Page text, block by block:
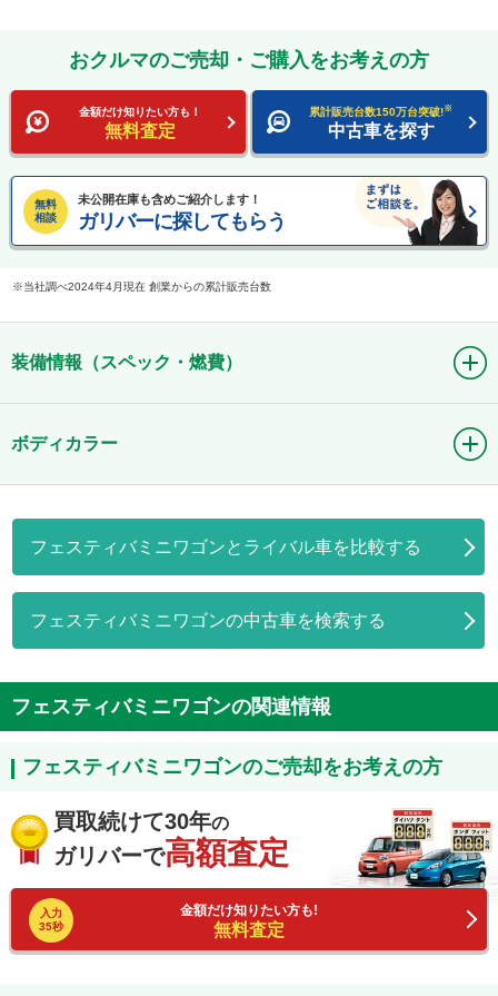
おクルマのご売却・ご購入をお考えの方
金額だけ知りたい方も！
無料査定
累計販売台数150万台突破!※
中古車を探す
無料
相談
未公開在庫も含めご紹介します！
ガリバーに探してもらう
当社調べ2024年4月現在 創業からの累計販売台数
装備情報（スペック・燃費）
ボディカラー
フェスティバミニワゴンとライバル車を比較する
フェスティバミニワゴンの中古車を検索する
フェスティバミニワゴンの関連情報
フェスティバミニワゴンのご売却をお考えの方
買取続けて30年の
ガリバーで高額査定
入力
35秒
金額だけ知りたい方も!
無料査定